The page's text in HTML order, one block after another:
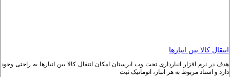
انتقال کالا بین انبارها
هدف در نرم افزار انبارداری تحت وب ابرستان امکان انتقال کالا بین انبارها به راحتی وجود
دارد و اسناد مربوط به هر انبار، اتوماتیک ثبت